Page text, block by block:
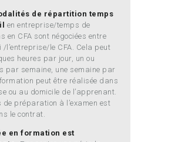
de répartition temps
en entreprise/temps de
en CFA sont négociées entre
/l’entreprise/le CFA. Cela peut
heures par jour, un ou
par semaine, une semaine par
peut être réalisée dans
ou au domicile de l’apprenant.
de préparation à l’examen est
le contrat.
en formation est